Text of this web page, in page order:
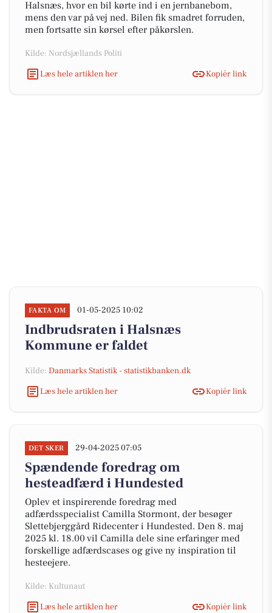
Halsnæs, hvor en bil kørte ind i en jernbanebom,
mens den var på vej ned. Bilen fik smadret forruden,
men fortsatte sin kørsel efter påkørslen.
Kilde: Nordsjællands Politi
Læs hele artiklen her
Kopiér link
FAKTA OM 01-05-2025 10:02
Indbrudsraten i Halsnæs
Kommune er faldet
Kilde: Danmarks Statistik - statistikbanken.dk
Læs hele artiklen her
Kopiér link
DET SKER 29-04-2025 07:05
Spændende foredrag om
hesteadfærd i Hundested
Oplev et inspirerende foredrag med
adfærdsspecialist Camilla Stormont, der besøger
Slettebjerggård Ridecenter i Hundested. Den 8. maj
2025 kl. 18.00 vil Camilla dele sine erfaringer med
forskellige adfærdscases og give ny inspiration til
hesteejere.
Kilde: Kultunaut
Læs hele artiklen her
Kopiér link